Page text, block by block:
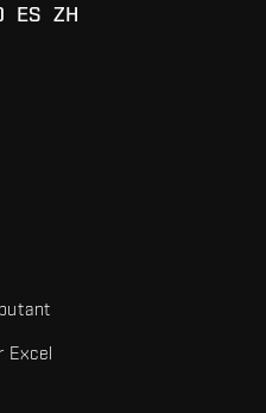
ES ZH
Excel